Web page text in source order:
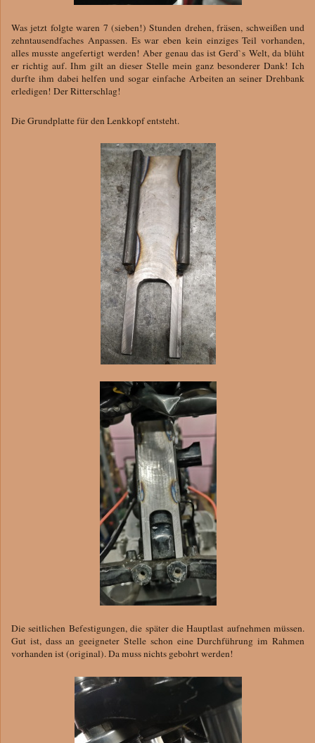
Was jetzt folgte waren 7 (sieben!) Stunden drehen, fräsen, schweißen und
zehntausendfaches Anpassen. Es war eben kein einziges Teil vorhanden,
alles musste angefertigt werden! Aber genau das ist Gerd`s Welt, da blüht
er richtig auf. Ihm gilt an dieser Stelle mein ganz besonderer Dank! Ich
durfte ihm dabei helfen und sogar einfache Arbeiten an seiner Drehbank
erledigen! Der Ritterschlag!
Die Grundplatte für den Lenkkopf entsteht.
Die seitlichen Befestigungen, die später die Hauptlast aufnehmen müssen.
Gut ist, dass an geeigneter Stelle schon eine Durchführung im Rahmen
vorhanden ist (original). Da muss nichts gebohrt werden!